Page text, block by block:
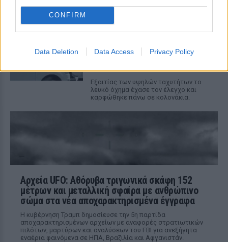
CONFIRM
Data Deletion Data Access Privacy Policy
– Δράμας, κοντά στην Παλαιοκώμη.
Καταδίωξη στο κέντρο της
Θεσσαλονίκης: Έσπασαν το
τζάμι του οδηγού – «Μην κάνεις
μ@@@», του φώναζαν
Εξαιτίας των υψηλών ταχυτήτων το
λευκό όχημα έχασε τον έλεγχο και
καρφώθηκε πάνω σε κολονάκια.
Αρχεία UFO: Αθόρυβα τριγωνικά σκάφη 152
μέτρων και μεταλλική σφαίρα με ανθρώπινο
σώμα στα νέα αποχαρακτηρισμένα έγγραφα
Η κυβέρνηση Τραμπ δημοσίευσε την 5η παρτίδα
αποχαρακτηρισμένων αρχείων με αναφορές στρατιωτικών
πιλότων, μαρτύρων και αναλύσεων του FBI για ανεξήγητα
εναέρια φαινόμενα σε ΗΠΑ, Βραζιλία και Αφγανιστάν.